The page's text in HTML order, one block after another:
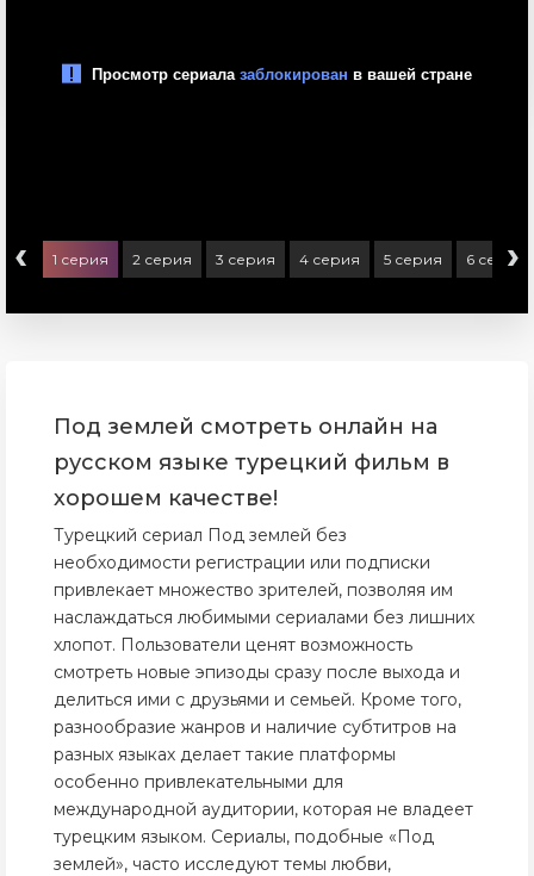
‹ 1 серия 2 серия 3 серия 4 серия 5 серия 6 серия
›
Под землей смотреть онлайн на
русском языке турецкий фильм в
хорошем качестве!
Турецкий сериал Под землей без
необходимости регистрации или подписки
привлекает множество зрителей, позволяя им
наслаждаться любимыми сериалами без лишних
хлопот. Пользователи ценят возможность
смотреть новые эпизоды сразу после выхода и
делиться ими с друзьями и семьей. Кроме того,
разнообразие жанров и наличие субтитров на
разных языках делает такие платформы
особенно привлекательными для
международной аудитории, которая не владеет
турецким языком. Сериалы, подобные «Под
землей», часто исследуют темы любви,